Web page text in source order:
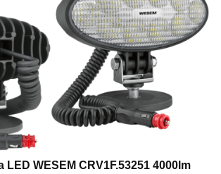
LED WESEM CRV1F.53251 4000lm